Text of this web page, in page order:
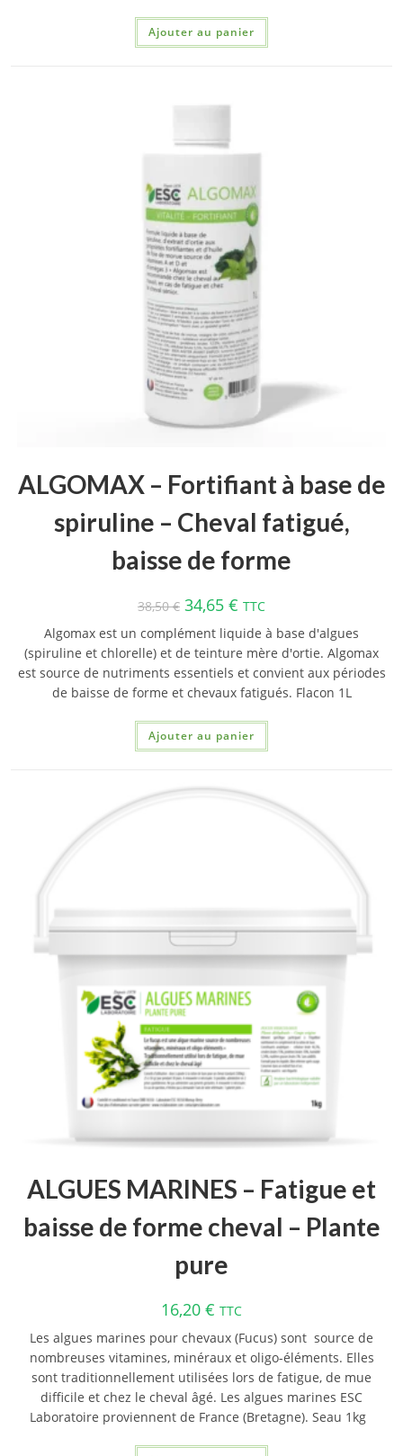
Ajouter au panier
ALGOMAX – Fortifiant à base de
spiruline – Cheval fatigué,
baisse de forme
38,50€ 34,65 € TTC
Algomax est un complément liquide à base d'algues
(spiruline et chlorelle) et de teinture mère d'ortie. Algomax
est source de nutriments essentiels et convient aux périodes
de baisse de forme et chevaux fatigués. Flacon 1L
Ajouter au panier
ALGUES MARINES – Fatigue et
baisse de forme cheval – Plante
pure
16,20 € TTC
Les algues marines pour chevaux (Fucus) sont source de
nombreuses vitamines, minéraux et oligo-éléments. Elles
sont traditionnellement utilisées lors de fatigue, de mue
difficile et chez le cheval âgé. Les algues marines ESC
Laboratoire proviennent de France (Bretagne). Seau 1kg